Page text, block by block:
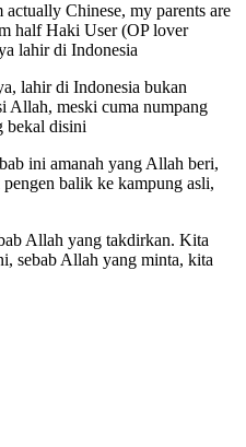
Chinese, my parents are
half Haki User (OP lover
lahir di Indonesia
lahir di Indonesia bukan
Allah, meski cuma numpang
bekal disini
ini amanah yang Allah beri,
balik ke kampung asli,
Allah yang takdirkan. Kita
sebab Allah yang minta, kita